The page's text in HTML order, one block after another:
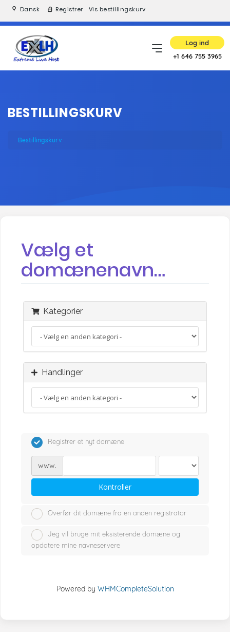
Dansk Registrer Vis bestillingskurv
Log ind
+1 646 755 3965
BESTILLINGSKURV
Bestillingskurv
Vælg et
domænenavn…
Kategorier
Handlinger
Registrer et nyt domæne
www.
Kontroller
Overfør dit domæne fra en anden registrator
Jeg vil bruge mit eksisterende domæne og
opdatere mine navneservere
Powered by WHMCompleteSolution